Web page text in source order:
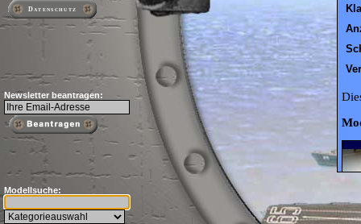
Datenschutz
Newsletter beantragen:
Modellsuche: